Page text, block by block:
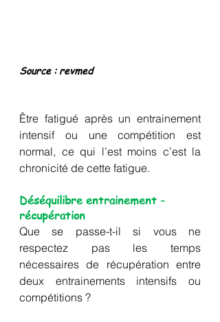
Source : revmed
Être fatigué après un entrainement
intensif ou une compétition est
normal, ce qui l’est moins c’est la
chronicité de cette fatigue.
Déséquilibre entrainement -
récupération
Que se passe-t-il si vous ne
respectez pas les temps
nécessaires de récupération entre
deux entrainements intensifs ou
compétitions ?